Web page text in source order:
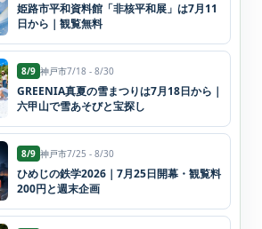
姫路市平和資料館「非核平和展」は7月11
日から｜観覧無料
8/9 神戸市7/18 - 8/30
GREENIA真夏の雪まつりは7月18日から｜
六甲山で雪あそびと宝探し
8/9 神戸市7/25 - 8/30
ひめじの鉄学2026｜7月25日開幕・観覧料
200円と週末企画